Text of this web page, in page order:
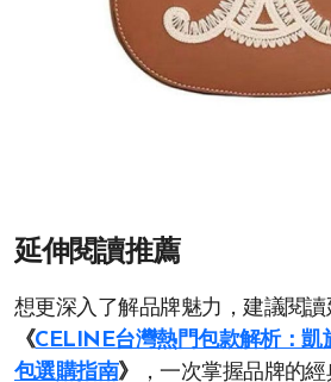
延伸閱讀推薦
想更深入了解品牌魅力，建議閱
《CELINE台灣熱門包款解析：凱
包選購指南》 ，一次掌握品牌的